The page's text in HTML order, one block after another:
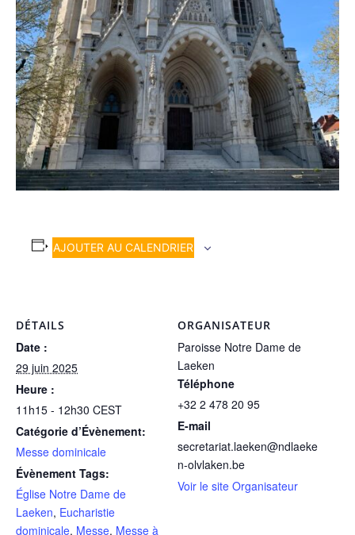
AJOUTER AU CALENDRIER
DÉTAILS
Date :
29 juin 2025
Heure :
11h15 - 12h30 CEST
Catégorie d’Évènement:
Messe dominicale
Évènement Tags:
Église Notre Dame de
Laeken, Eucharistie
dominicale, Messe, Messe à
ORGANISATEUR
Paroisse Notre Dame de
Laeken
Téléphone
+32 2 478 20 95
E-mail
secretariat.laeken@ndlaeke
n-olvlaken.be
Voir le site Organisateur